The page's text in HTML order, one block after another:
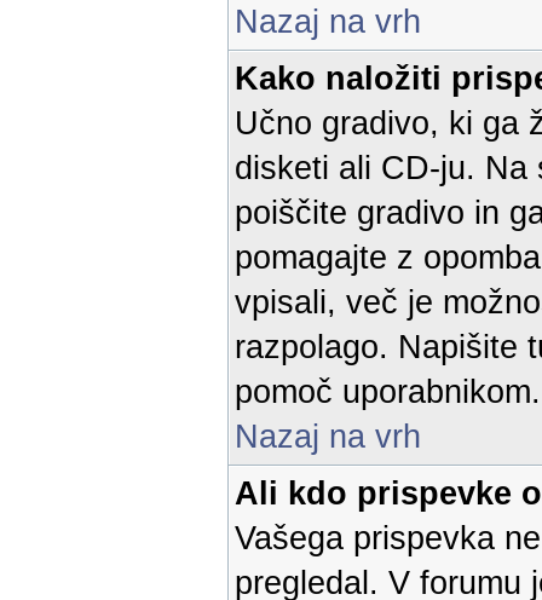
Nazaj na vrh
Kako naložiti
Učno gradivo, ki ga
disketi ali CD-ju.
poiščite gradivo in
pomagajte z
vpisali, več je
razpolago. Napišite
pomoč uporabnikom.
Nazaj na vrh
Ali kdo prispevke
Vašega prispevka
pregledal. V forumu